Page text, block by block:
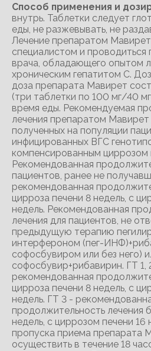
Способ применения и
внутрь. Таблетки следует
еды, не разжевывать, не
Лечение препаратом
специалистом и
врача, обладающего опытом
хроническим гепатитом C.
доза препарата Мавирет
(три таблетки по 100 мг/40
время еды. Рекомендуемая
лечения препаратом Мавирет
полученных на популяции
инфицированных ВГС
компенсированным циррозом
Рекомендованная
пациентов, ранее не
рекомендованная
цирроза печени 8 недель, с
недель. Рекомендованная
лечения для пациентов, не
предыдущую терапию
интерфероном (пег-
софосбувиром или без него)
софосбувир+рибавирин. ГТ 1,
рекомендованная
цирроза печени 8 недель, с
недель. ГТ 3 -
продолжительность лечения
недель, с циррозом печени 16
пропуска приема препарата
осуществить в течение 18